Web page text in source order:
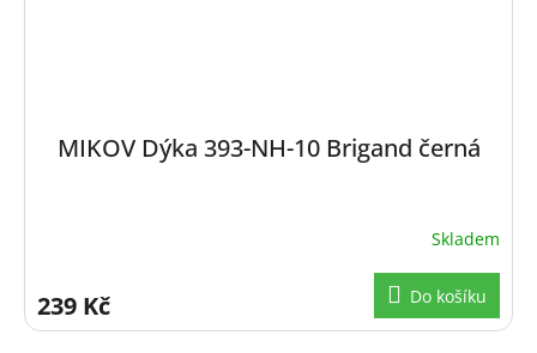
MIKOV Dýka 393-NH-10 Brigand černá
Skladem
239 Kč Do košíku